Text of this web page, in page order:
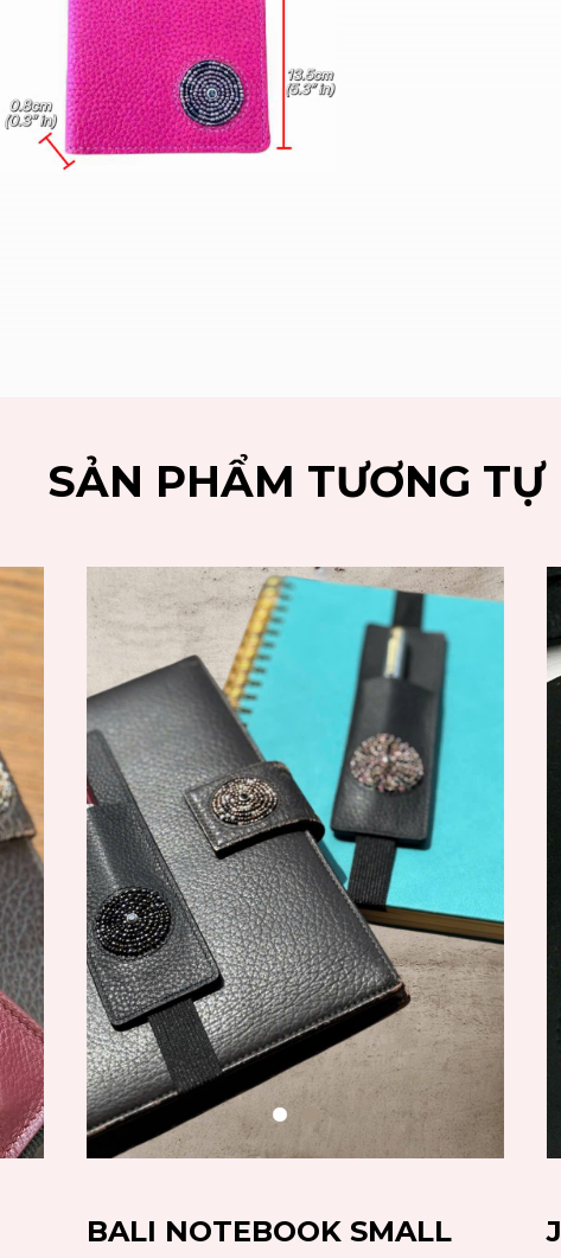
SẢN PHẨM TƯƠNG TỰ
BALI NOTEBOOK SMALL